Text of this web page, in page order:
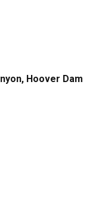
Hoover Dam